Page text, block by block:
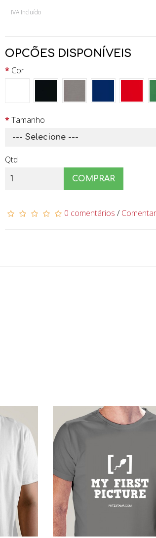
IVA Incluído
OPCÕES DISPONÍVEIS
Cor
Tamanho
Qtd
COMPRAR
0 comentários /Comentar